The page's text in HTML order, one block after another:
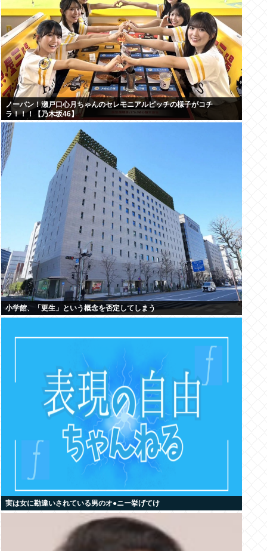
ノーバン！瀬戸口心月ちゃんのセレモニアルピッチの様子がコチ
ラ！！！【乃木坂46】
小学館、「更生」という概念を否定してしまう
実は女に勘違いされている男のオ●ニー挙げてけ